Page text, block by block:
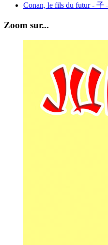
Conan, le fils du futur -
Zoom sur...